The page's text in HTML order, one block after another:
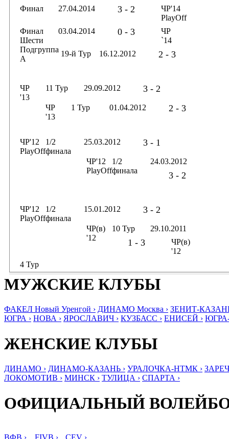
Финал
27.04.2014 3 - 2
ЧР'14
PlayOff
Финал
Шести
Подгруппа
А
03.04.2014 0 - 3
ЧР
`14
19-й Тур
16.12.2012 2 - 3
ЧР
'13
11 Тур 29.09.2012 3 - 2
ЧР
'13
1 Тур 01.04.2012 2 - 3
ЧР'12
PlayOff
1/2
финала
25.03.2012 3 - 1
ЧР'12
PlayOff
1/2
финала
24.03.2012
3 - 2
ЧР'12
PlayOff
1/2
финала
15.01.2012 3 - 2
ЧР(в)
'12
10 Тур 29.10.2011
1 - 3
ЧР(в)
'12
4 Тур
МУЖСКИЕ КЛУБЫ
ФАКЕЛ Новый Уренгой › ДИНАМО Москва › ЗЕНИТ-
ЮГРА › НОВА › ЯРОСЛАВИЧ › КУЗБАСС › ЕНИСЕЙ ›
ЖЕНСКИЕ КЛУБЫ
ДИНАМО › ДИНАМО-КАЗАНЬ › УРАЛОЧКА-НТМК ›
ЛОКОМОТИВ › МИНСК › ТУЛИЦА › СПАРТА ›
ОФИЦИАЛЬНЫЙ